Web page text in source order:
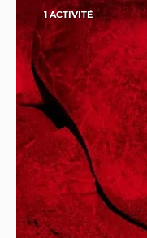
1 ACTIVITÉ